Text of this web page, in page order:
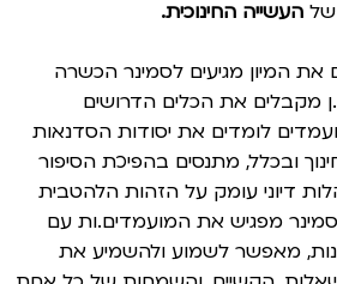
של העשייה החינוכית.
את המיון מגיעים לסמינר הכשרה
מקבלים את הכלים הדרושים
לומדים את יסודות הסדנאות
ובכלל, מתנסים בהפיכת הסיפור
דיוני עומק על הזהות הלהטבית
מפגיש את המועמדים.ות עם
מאפשר לשמוע ולהשמיע את